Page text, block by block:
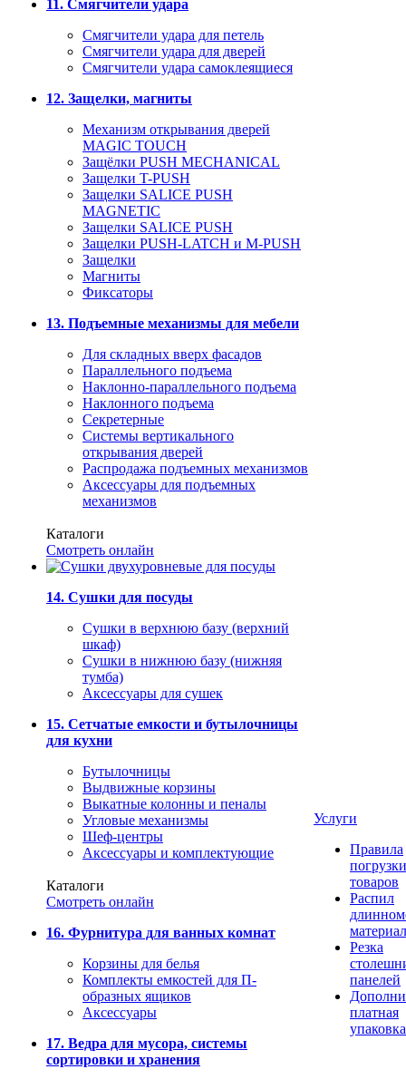
11. Смягчители удара
Смягчители удара для петель
Смягчители удара для дверей
Cмягчители удара самоклеящиеся
12. Защелки, магниты
Механизм открывания дверей
MAGIC TOUCH
Защёлки PUSH MECHANICAL
Защелки T-PUSH
Защелки SALICE PUSH
MAGNETIC
Защелки SALICE PUSH
Защелки PUSH-LATCH и M-PUSH
Защелки
Магниты
Фиксаторы
13. Подъемные механизмы для мебели
Для складных вверх фасадов
Параллельного подъема
Наклонно-параллельного подъема
Наклонного подъема
Секретерные
Системы вертикального
открывания дверей
Распродажа подъемных механизмов
Аксессуары для подъемных
механизмов
Каталоги
Смотреть онлайн
14. Сушки для посуды
Сушки в верхнюю базу (верхний
шкаф)
Сушки в нижнюю базу (нижняя
тумба)
Аксессуары для сушек
15. Сетчатые емкости и бутылочницы
для кухни
Бутылочницы
Выдвижные корзины
Выкатные колонны и пеналы
Угловые механизмы
Шеф-центры
Аксессуары и комплектующие
Каталоги
Смотреть онлайн
16. Фурнитура для ванных комнат
Корзины для белья
Комплекты емкостей для П-
образных ящиков
Аксессуары
17. Ведра для мусора, системы
сортировки и хранения
Услуги
Правила
погрузки
товаров
Распил
Резка
панелей
платная
упаковка